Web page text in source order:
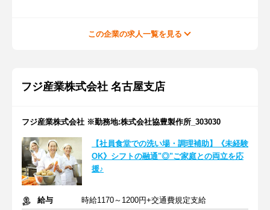
この企業の求人一覧を見る
フジ産業株式会社 名古屋支店
フジ産業株式会社 ※勤務地:株式会社協豊製作所_303030
【社員食堂での洗い場・調理補助】《未経験
OK》シフトの融通"◎"ご家庭との両立を応
援♪
給与
時給1170～1200円+交通費規定支給